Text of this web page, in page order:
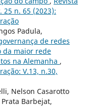
25 n. 65 (2023):
Padula,
de redes
da maior rede
na Alemanha ,
V.13, n.30,
Nelson Casarotto
Barbejat,